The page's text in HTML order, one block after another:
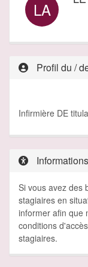
LA
Profil du /
Infirmière DE
Si vous avez des
stagiaires en
informer afin que
conditions
stagiaires.